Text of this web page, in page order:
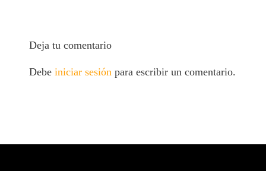
Deja tu comentario
Debeiniciar sesiónpara escribir un comentario.